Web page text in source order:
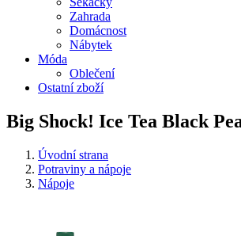
Zahrada
Domácnost
Nábytek
Móda
Oblečení
Ostatní zboží
Big Shock! Ice Tea Black
Úvodní strana
Potraviny a nápoje
Nápoje